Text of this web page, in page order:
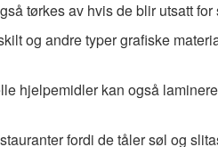
tørkes av hvis de blir utsatt for
og andre typer grafiske
hjelpemidler kan også
fordi de tåler søl og